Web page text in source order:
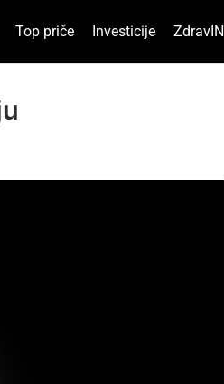
Top priče Investicije ZdravIN